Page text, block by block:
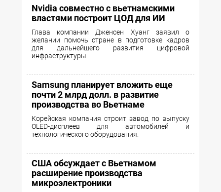
Nvidia совместно с вьетнамскими
властями построит ЦОД для ИИ
Глава компании Дженсен Хуанг заявил о
желании помочь стране в подготовке кадров
для дальнейшего развития цифровой
инфраструктуры.
Samsung планирует вложить еще
почти 2 млрд долл. в развитие
производства во Вьетнаме
Корейская компания строит завод по выпуску
OLED-дисплеев для автомобилей и
технологического оборудования.
США обсуждает с Вьетнамом
расширение производства
микроэлектроники